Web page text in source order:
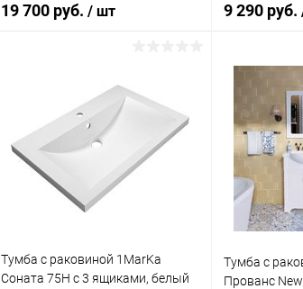
19 700 руб. / шт
В корзину
Купить в 1 клик Сравнение
В избранное Под заказ
9 290 руб.
Купить в 1
В
Тумба с раковиной 1MarKa
Соната 75Н с 3 ящиками, белый
Тумба с
Прованс